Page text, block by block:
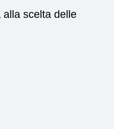
scelta delle